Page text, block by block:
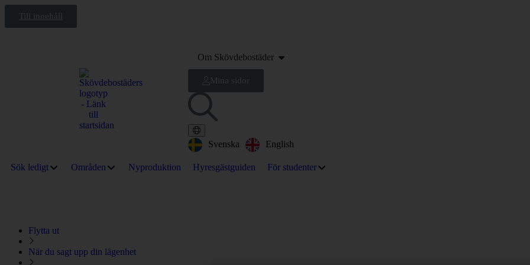
Till innehåll
Om Skövdebostäder
Mina sidor
Svenska English
Sök ledigt Områden Nyproduktion Hyresgästguiden För studenter
Flytta ut
När du sagt upp din lägenhet